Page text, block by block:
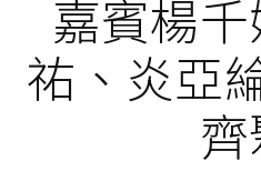
嘉賓楊
祐、炎亞